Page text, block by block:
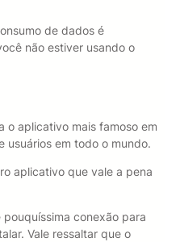
de dados é
não estiver usando o
o aplicativo mais famoso em
usuários em todo o mundo.
aplicativo que vale a pena
conexão para
Vale ressaltar que o